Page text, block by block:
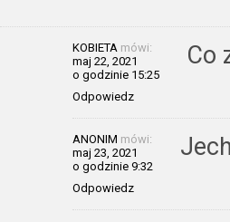
KOBIETA mówi:
maj 22, 2021
o godzinie 15:25
Odpowiedz
Co
ANONIM mówi:
maj 23, 2021
o godzinie 9:32
Odpowiedz